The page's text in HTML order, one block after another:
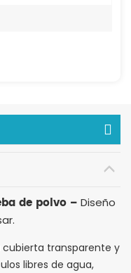
de polvo – Diseño
cubierta transparente y
libres de agua,